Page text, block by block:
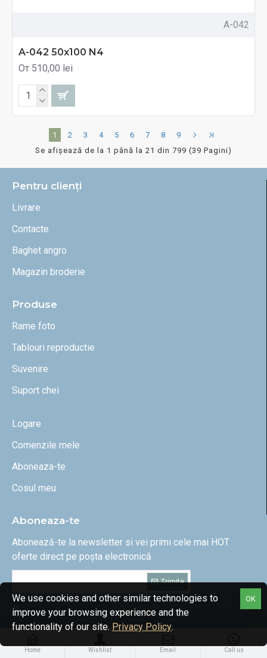
A-042
A-042 50x100 N4
От 510,00 lei
1 2 3 4 5 6 7 8
9
Se afişează de la 1 până la 21 din 799 (39 Pagini)
Pentru clienți
Livrare
Contacte
Baghet angro
Magazin broderie
Produse
Rame foto
Tablouri reproductie
Suvenire
Suport chei
Logare
Comenzile mele
Aboneaza-te
Cosul meu
Aboneaza-te
Abonează-te la newsletter si vei primi cele mai HOT
oferte direct pe poșta electronică
Trimite
Am citit și sunt de acord cu Privacy Policy
Home Wishlist Email Call us
OK
We use cookies and other similar technologies to
improve your browsing experience and the
functionality of our site. Privacy Policy.